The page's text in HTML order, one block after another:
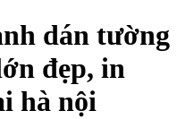
dán tường
đẹp, in
hà nội